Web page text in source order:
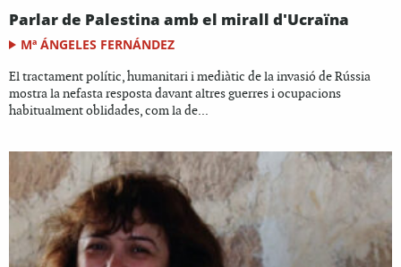
Parlar de Palestina amb el mirall d'Ucraïna
Mª ÁNGELES FERNÁNDEZ
El tractament polític, humanitari i mediàtic de la invasió de Rússia
mostra la nefasta resposta davant altres guerres i ocupacions
habitualment oblidades, com la de...